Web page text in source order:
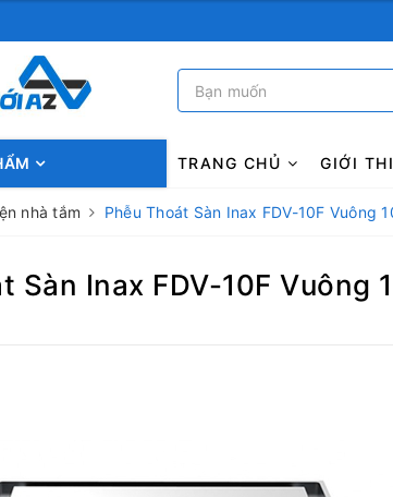
TRANG CHỦ GIỚI
nhà tắm Phễu Thoát Sàn Inax FDV-10F Vuông
Sàn Inax FDV-10F Vuông